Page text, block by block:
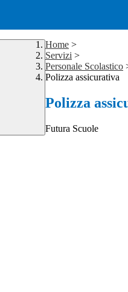
Home >
Servizi >
Personale Scolastico
Polizza assicurativa
Polizza
Futura Scuole